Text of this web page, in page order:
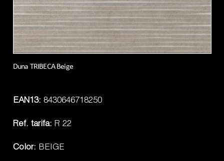
Duna TRIBECA Beige
EAN13: 8430646718250
Ref. tarifa: R 22
Color: BEIGE